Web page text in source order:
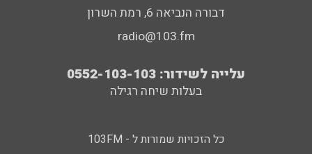
דבורה הנביאה 6, רמת השרון
radio@103.fm
עלייה לשידור: 0552-103-103
בעלות שיחה רגילה
כל הזכויות שמורות ל - 103FM